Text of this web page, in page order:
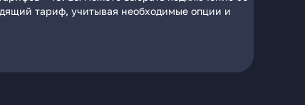
тариф, учитывая необходимые опции и